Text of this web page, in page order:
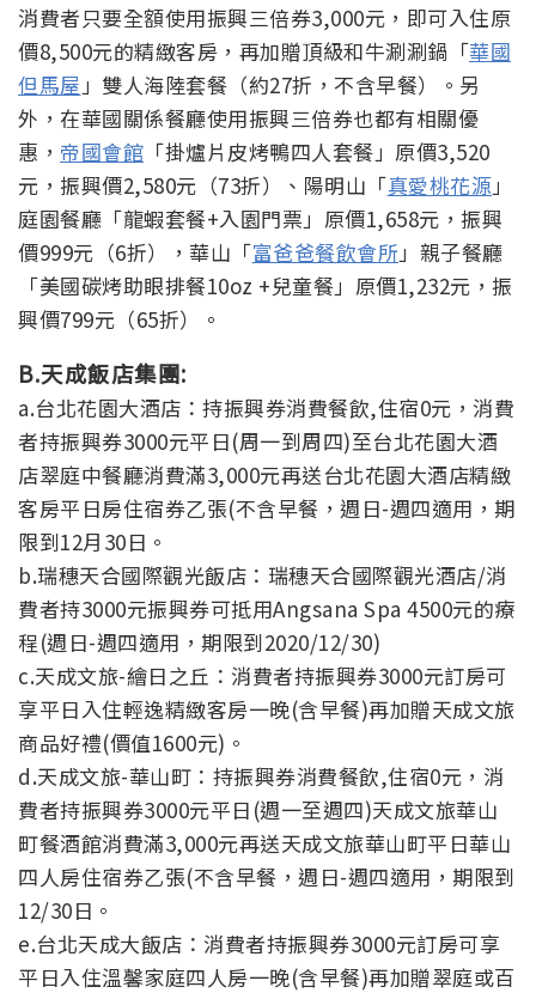
消費者只要全額使用振興三倍券3,000元，即可入住原
價8,500元的精緻客房，再加贈頂級和牛涮涮鍋「華國
但馬屋 」雙人海陸套餐（約27折，不含早餐）。另
外，在華國關係餐廳使用振興三倍券也都有相關優
惠， 帝國會館 「掛爐片皮烤鴨四人套餐」原價3,520
元，振興價2,580元（73折）、陽明山「真愛桃花源」
庭園餐廳「龍蝦套餐+入園門票」原價1,658元，振興
價999元（6折），華山「富爸爸餐飲會所 」親子餐廳
「美國碳烤助眼排餐10oz +兒童餐」原價1,232元，振
興價799元（65折）。
B.天成飯店集團:
a.台北花園大酒店：持振興券消費餐飲,住宿0元，消費
者持振興券3000元平日(周一到周四)至台北花園大酒
店翠庭中餐廳消費滿3,000元再送台北花園大酒店精緻
客房平日房住宿券乙張(不含早餐，週日-週四適用，期
限到12月30日。
b.瑞穗天合國際觀光飯店：瑞穗天合國際觀光酒店/消
費者持3000元振興券可抵用Angsana Spa 4500元的療
程(週日-週四適用，期限到2020/12/30)
c.天成文旅-繪日之丘：消費者持振興券3000元訂房可
享平日入住輕逸精緻客房一晚(含早餐)再加贈天成文旅
商品好禮(價值1600元)。
d.天成文旅-華山町：持振興券消費餐飲,住宿0元，消
費者持振興券3000元平日(週一至週四)天成文旅華山
町餐酒館消費滿3,000元再送天成文旅華山町平日華山
四人房住宿券乙張(不含早餐，週日-週四適用，期限到
12/30日。
e.台北天成大飯店：消費者持振興券3000元訂房可享
平日入住溫馨家庭四人房一晚(含早餐)再加贈翠庭或百